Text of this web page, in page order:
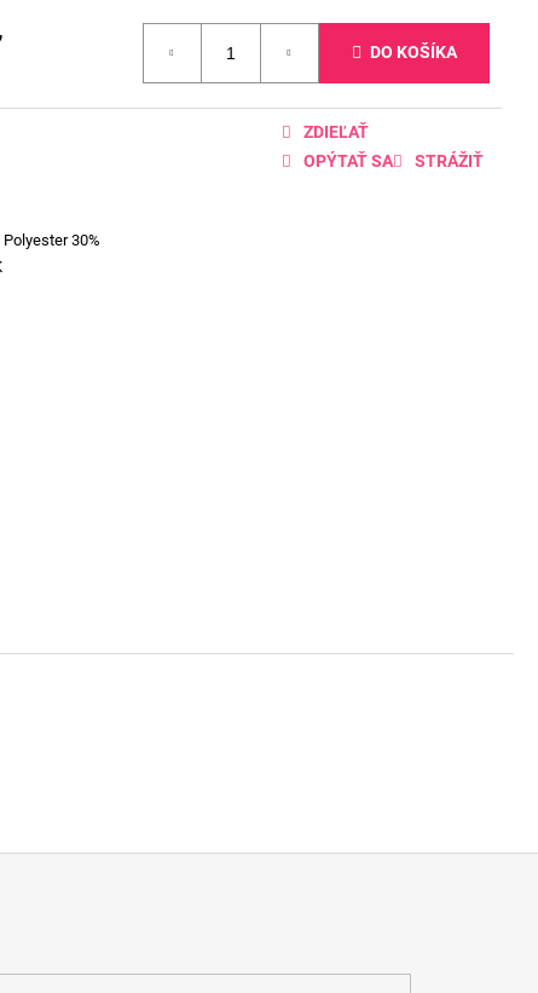
DO KOŠÍKA
30%
OPÝTAŤ SA STRÁŽIŤ
ZDIEĽAŤ